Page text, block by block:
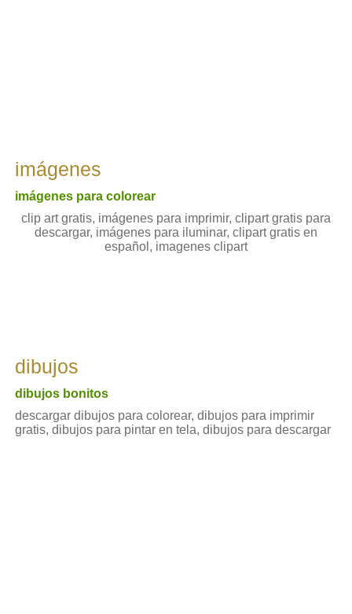
imágenes
imágenes para colorear
clip art gratis, imágenes para imprimir, clipart gratis para
descargar, imágenes para iluminar, clipart gratis en
español, imagenes clipart
dibujos
dibujos bonitos
descargar dibujos para colorear, dibujos para imprimir
gratis, dibujos para pintar en tela, dibujos para descargar